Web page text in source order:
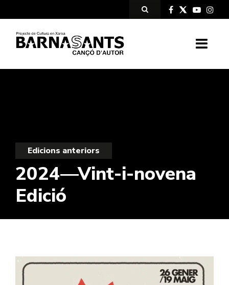
Edicions anteriors
2024—Vint-i-novena
Edició